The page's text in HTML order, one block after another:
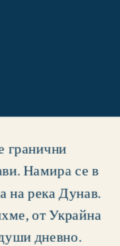
гранични
Намира се в
на река Дунав.
от Украйна
дневно.